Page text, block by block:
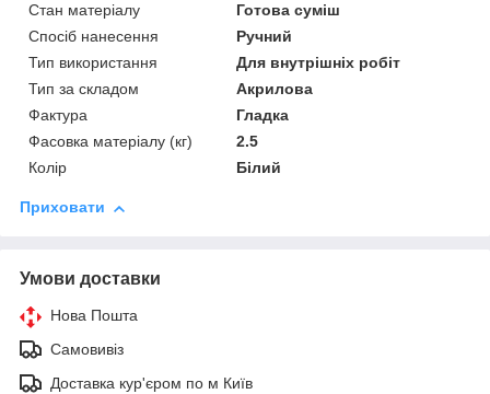
Стан матеріалу
Готова суміш
Спосіб нанесення
Ручний
Тип використання
Для внутрішніх робіт
Тип за складом
Акрилова
Фактура
Гладка
Фасовка матеріалу (кг)
2.5
Колір
Білий
Приховати
Умови доставки
Нова Пошта
Самовивіз
Доставка кур'єром по м Київ